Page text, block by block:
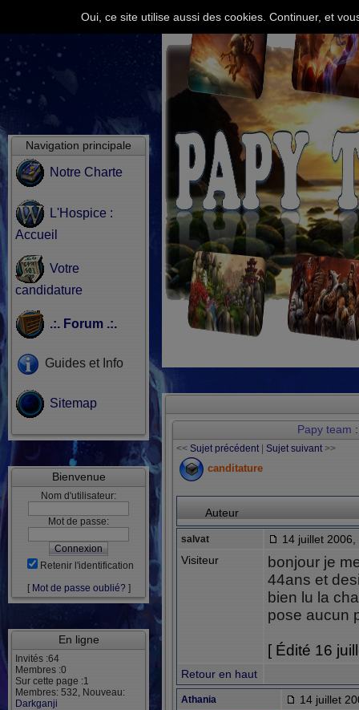
Navigation principale
Notre Charte
L'Hospice :
Accueil
Votre
candidature
.:. Forum .:.
Guides et Info
Sitemap
Bienvenue
Nom d'utilisateur:
Mot de passe:
Retenir l'identification
[ Mot de passe oublié? ]
En ligne
Invités :64
Membres :0
Sur cette page :1
Membres: 532, Nouveau:
Darkganji
Papy team
<< Sujet précédent| Sujet suivant>>
canditature
Auteur
salvat
14 juillet 2006,
Visiteur
bonjour je
44ans et
bien lu la
pose aucun
[ Édité 16
Retour en haut
Athania 14 juillet
Oui, ce site utilise aussi des cookies. Continuer, et